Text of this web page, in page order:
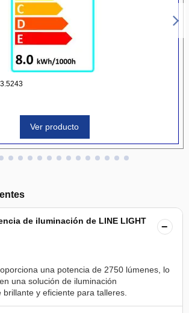
Ver producto
de iluminación de LINE LIGHT
−
una potencia de 2750 lúmenes, lo
una solución de iluminación